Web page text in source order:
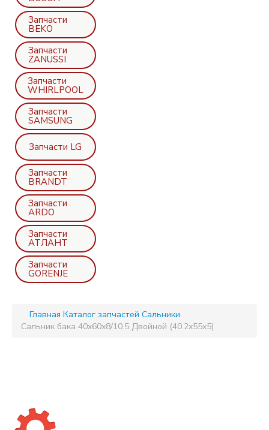
Запчасти
BEKO
Запчасти
ZANUSSI
Запчасти
WHIRLPOOL
Запчасти
SAMSUNG
Запчасти LG
Запчасти
BRANDT
Запчасти
ARDO
Запчасти
АТЛАНТ
Запчасти
GORENJE
Главная Каталог запчастей Сальники
Сальник бака 40x60x8/10.5 Двойной (40.2x55x5)